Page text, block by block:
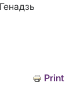
Print